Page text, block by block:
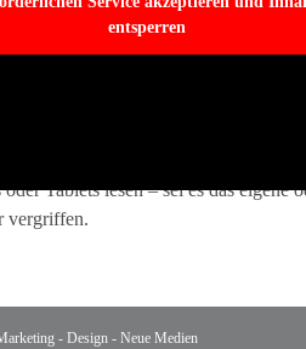
entsperren
– nur digital.
zum Standardinventar eines
Tablets lesen – sei es das
vergriffen.
- Design - Neue Medien